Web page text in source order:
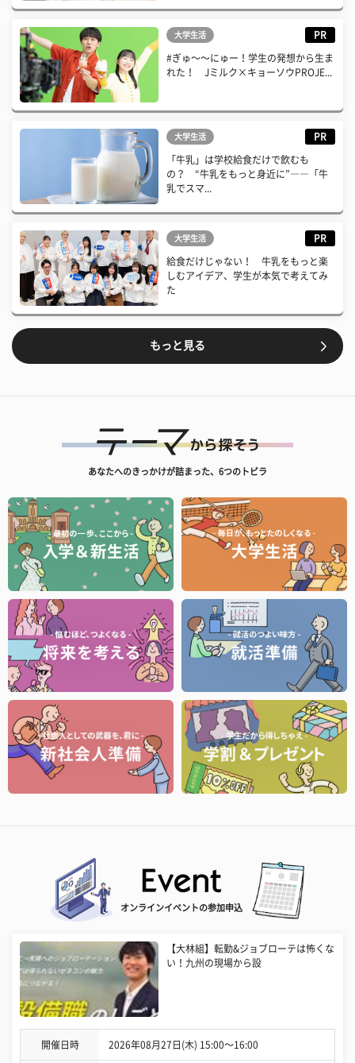
大学生活 PR
#ぎゅ〜〜にゅー！学生の発想から生ま
れた！ Jミルク×キョーソウPROJE...
大学生活 PR
「牛乳」は学校給食だけで飲むも
の？ “牛乳をもっと身近に”――「牛
乳でスマ...
大学生活 PR
給食だけじゃない！ 牛乳をもっと楽
しむアイデア、学生が本気で考えてみ
た
もっと見る
あなたへのきっかけが詰まった、6つのトビラ
オンラインイベントの参加申込
【大林組】転勤&ジョブローテは怖くな
い！九州の現場から設
開催日時 2026年08月27日(木) 15:00〜16:00